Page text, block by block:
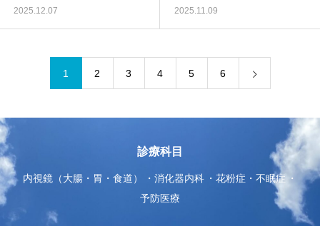
2025.12.07 2025.11.09
1 2 3 4 5 6
診療科目
内視鏡（大腸・胃・食道） 消化器内科
花粉症・不眠症
予防医療